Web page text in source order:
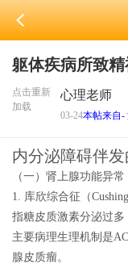
躯体疾病所致
点击重新
加载
心理老师
03-24本帖来自-
内分泌障碍伴
（一）肾上腺功能异常
1. 库欣综合征（
指糖皮质激素分泌过多
主要病理生理机制是
腺皮质瘤。